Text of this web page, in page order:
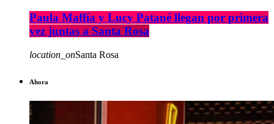
Paula Maffía y Lucy Patané llegan por primera
vez juntas a Santa Rosa
location_onSanta Rosa
Ahora